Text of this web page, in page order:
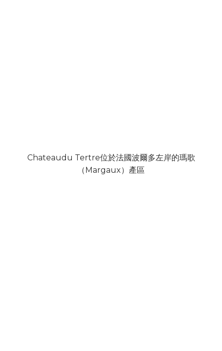
Chateaudu Tertre位於法國波爾多左岸的瑪歌
（Margaux）產區